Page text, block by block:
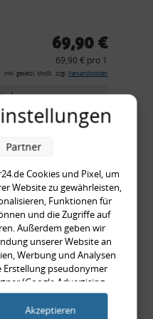
69,90 €
69,90 € pro 1
inkl. gesetzl. MwSt., zzgl. Versandkosten
mit
US-Ecken,
Typ 89,
+
999,99 €
999,99 € pro 1
Cookies und Pixel, um
Website zu gewährleisten,
Funktionen für
und die Zugriffe auf
Außerdem geben wir
unserer Website an
Werbung und Analysen
Erstellung pseudonymer
(Google Advertising
möglicherweise mit
ihnen bereitgestellt haben
Partner
Akzeptieren